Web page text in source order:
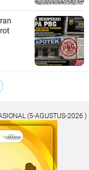
(5-AGUSTUS-2026 )